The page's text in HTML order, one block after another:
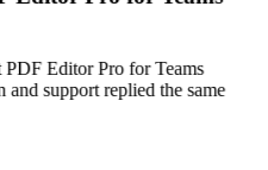
Editor Pro for Teams
support replied the same